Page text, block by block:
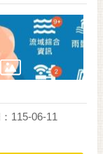
115-06-11